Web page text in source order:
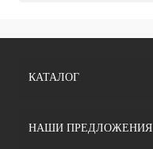
КАТАЛОГ
НАШИ ПРЕДЛОЖЕНИЯ